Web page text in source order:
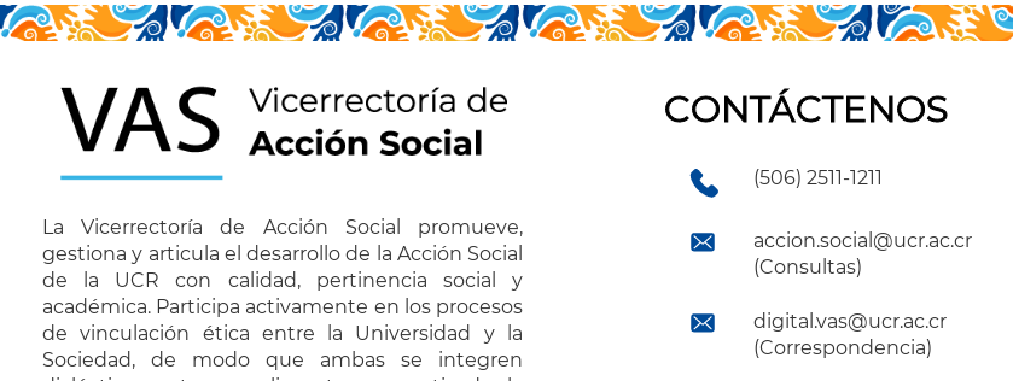
La Vicerrectoría de Acción Social promueve,
gestiona y articula el desarrollo de la Acción Social
de la UCR con calidad, pertinencia social y
académica. Participa activamente en los procesos
de vinculación ética entre la Universidad y la
Sociedad, de modo que ambas se integren
CONTÁCTENOS
(506) 2511-1211
accion.social@ucr.ac.cr
(Consultas)
digital.vas@ucr.ac.cr
(Correspondencia)